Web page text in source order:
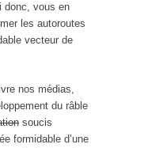
donc, vous en
les autoroutes
vecteur de
nos médias,
du râble
soucis
formidable d’une